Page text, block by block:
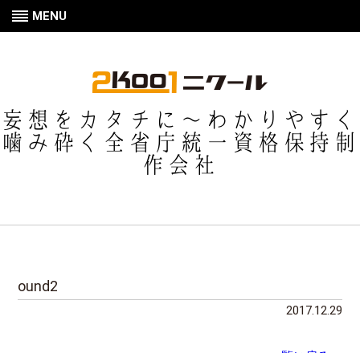
MENU
妄想をカタチに〜わかりやすく
噛み砕く全省庁統一資格保持制
作会社
ound2
2017.12.29